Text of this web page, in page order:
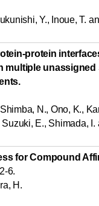
Y., Inoue, T.
protein
multiple
N., Ono, K.,
E., Shimada, I.
for Compound
6.
H.